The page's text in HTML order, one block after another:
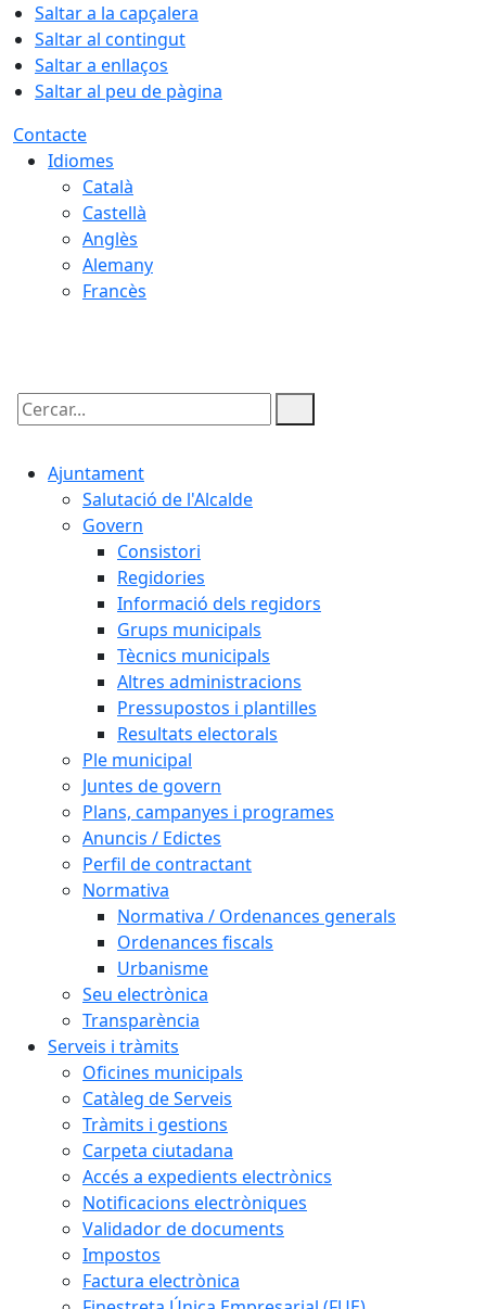
Saltar a la capçalera
Saltar al contingut
Saltar a enllaços
Saltar al peu de pàgina
Contacte
Idiomes
Català
Castellà
Anglès
Alemany
Francès
Cercar:
Ajuntament
Salutació de l'Alcalde
Govern
Consistori
Regidories
Informació dels regidors
Grups municipals
Tècnics municipals
Altres administracions
Pressupostos i plantilles
Resultats electorals
Ple municipal
Juntes de govern
Plans, campanyes i programes
Anuncis / Edictes
Perfil de contractant
Normativa
Normativa / Ordenances generals
Ordenances fiscals
Urbanisme
Seu electrònica
Transparència
Serveis i tràmits
Oficines municipals
Catàleg de Serveis
Tràmits i gestions
Carpeta ciutadana
Accés a expedients electrònics
Notificacions electròniques
Validador de documents
Impostos
Factura electrònica